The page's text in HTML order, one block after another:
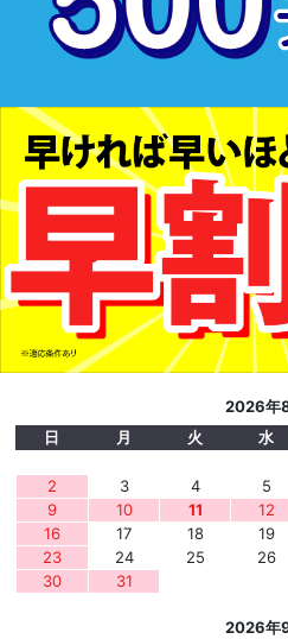
2026年
日
月 火 水
2
3 4 5
9
10 11 12
16
17 18 19
23
24 25 26
30
31
2026年